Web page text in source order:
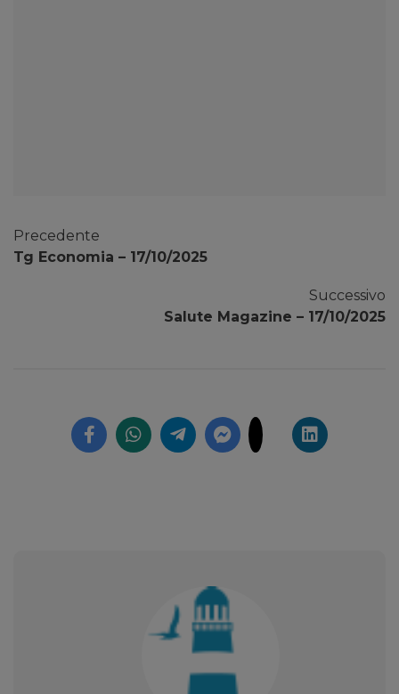
Precedente
Tg Economia – 17/10/2025
Successivo
Salute Magazine – 17/10/2025